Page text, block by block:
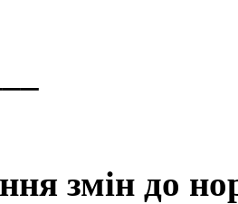
змін до